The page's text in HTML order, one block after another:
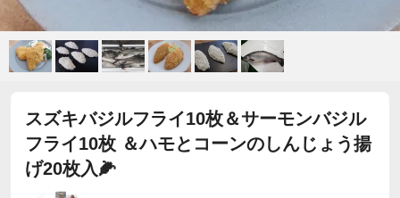
スズキバジルフライ10枚＆サーモンバジル
フライ10枚 ＆ハモとコーンのしんじょう揚
げ20枚入🌽